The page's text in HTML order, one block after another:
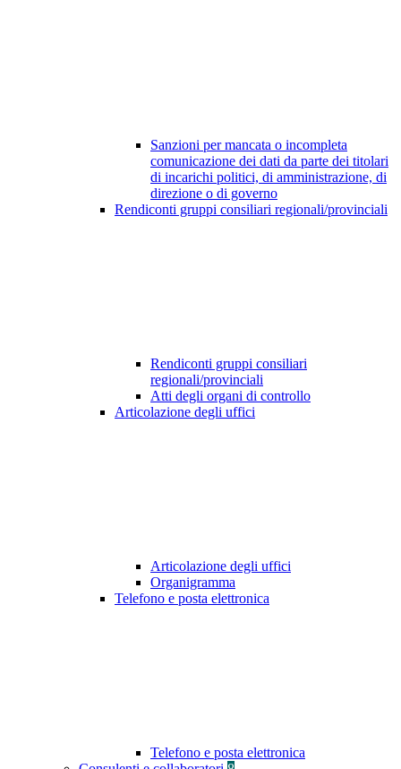
Sanzioni per mancata o incompleta
comunicazione dei dati da parte dei titolari
di incarichi politici, di amministrazione, di
direzione o di governo
Rendiconti gruppi consiliari regionali/provinciali
Rendiconti gruppi consiliari
regionali/provinciali
Atti degli organi di controllo
Articolazione degli uffici
Articolazione degli uffici
Organigramma
Telefono e posta elettronica
Telefono e posta elettronica